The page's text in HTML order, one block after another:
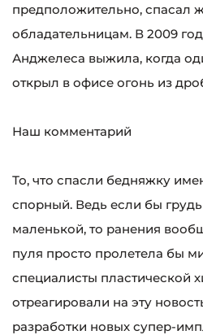
предположительно, спасал
обладательницам. В 2009
Анджелеса выжила, когда
открыл в офисе огонь из
Наш комментарий
То, что спасли бедняжку
спорный. Ведь если бы
маленькой, то ранения
пуля просто пролетела бы
специалисты пластической
отреагировали на эту
разработки новых супер-